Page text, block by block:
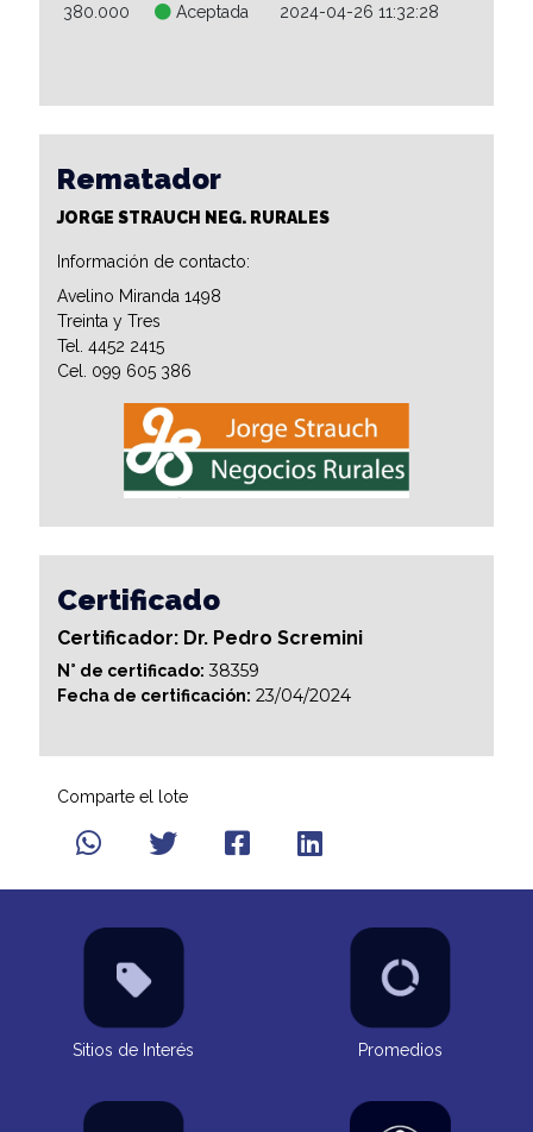
380.000
Aceptada 2024-04-26 11:32:28
Rematador
JORGE STRAUCH NEG. RURALES
Información de contacto:
Avelino Miranda 1498
Treinta y Tres
Tel. 4452 2415
Cel. 099 605 386
Certificado
Certificador: Dr. Pedro Scremini
N° de certificado: 38359
Fecha de certificación: 23/04/2024
Comparte el lote
Sitios de Interés Promedios